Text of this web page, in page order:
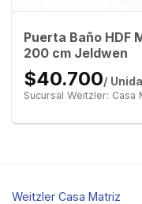
Puerta Baño HDF
200 cm Jeldwen
$40.700/
Sucursal Weitzler: Casa
Weitzler Casa Matriz